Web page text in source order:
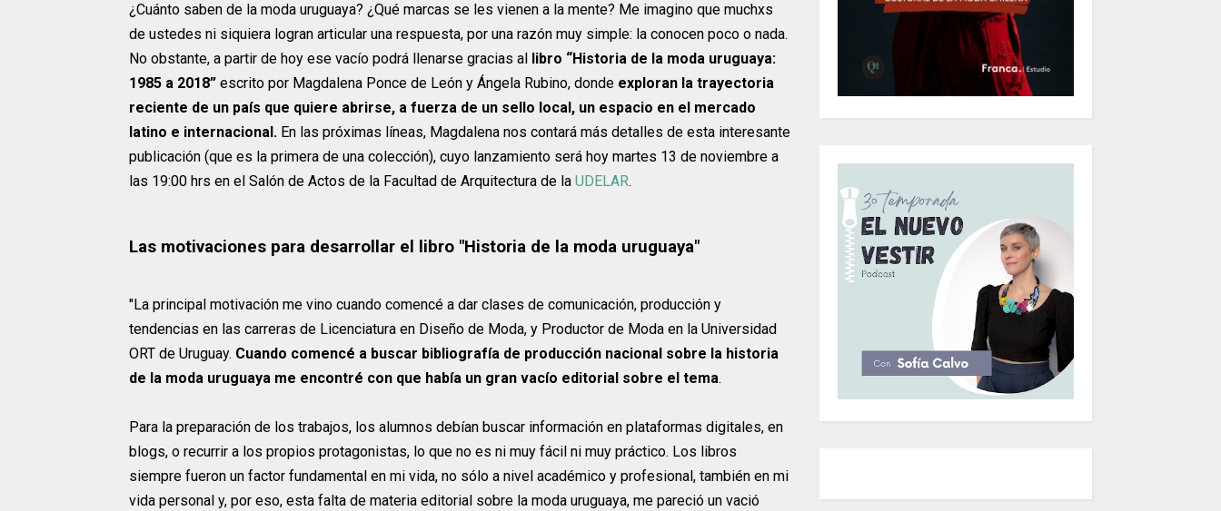
¿Cuánto saben de la moda uruguaya? ¿Qué marcas se les vienen a la mente? Me imagino que muchxs
de ustedes ni siquiera logran articular una respuesta, por una razón muy simple: la conocen poco o nada.
No obstante, a partir de hoy ese vacío podrá llenarse gracias al libro “Historia de la moda uruguaya:
1985 a 2018” escrito por Magdalena Ponce de León y Ángela Rubino, donde exploran la trayectoria
reciente de un país que quiere abrirse, a fuerza de un sello local, un espacio en el mercado
latino e internacional. En las próximas líneas, Magdalena nos contará más detalles de esta interesante
publicación (que es la primera de una colección), cuyo lanzamiento será hoy martes 13 de noviembre a
las 19:00 hrs en el Salón de Actos de la Facultad de Arquitectura de la UDELAR.
Las motivaciones para desarrollar el libro "Historia de la moda uruguaya"
"La principal motivación me vino cuando comencé a dar clases de comunicación, producción y
tendencias en las carreras de Licenciatura en Diseño de Moda, y Productor de Moda en la Universidad
ORT de Uruguay. Cuando comencé a buscar bibliografía de producción nacional sobre la historia
de la moda uruguaya me encontré con que había un gran vacío editorial sobre el tema.
Para la preparación de los trabajos, los alumnos debían buscar información en plataformas digitales, en
blogs, o recurrir a los propios protagonistas, lo que no es ni muy fácil ni muy práctico. Los libros
siempre fueron un factor fundamental en mi vida, no sólo a nivel académico y profesional, también en mi
vida personal y, por eso, esta falta de materia editorial sobre la moda uruguaya, me pareció un vació